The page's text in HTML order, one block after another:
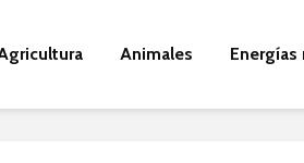
Animales Energías